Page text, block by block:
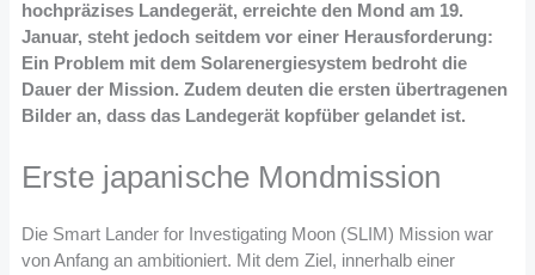
hochpräzises Landegerät, erreichte den Mond am 19.
Januar, steht jedoch seitdem vor einer Herausforderung:
Ein Problem mit dem Solarenergiesystem bedroht die
Dauer der Mission. Zudem deuten die ersten übertragenen
Bilder an, dass das Landegerät kopfüber gelandet ist.
Erste japanische Mondmission
Die Smart Lander for Investigating Moon (SLIM) Mission war
von Anfang an ambitioniert. Mit dem Ziel, innerhalb einer